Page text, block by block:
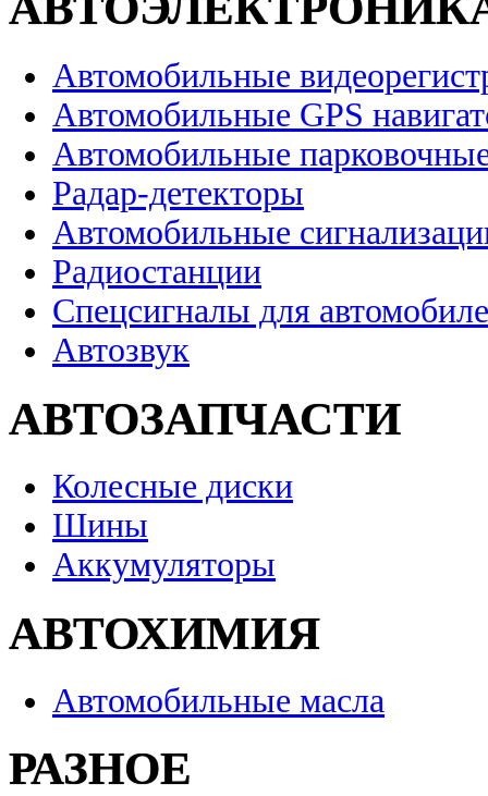
Автомобильные
Автомобильные GPS
Автомобильные
Радар-детекторы
Автомобильные
Радиостанции
Спецсигналы для
Автозвук
АВТОЗАПЧАСТИ
Колесные диски
Шины
Аккумуляторы
АВТОХИМИЯ
Автомобильные масла
РАЗНОЕ